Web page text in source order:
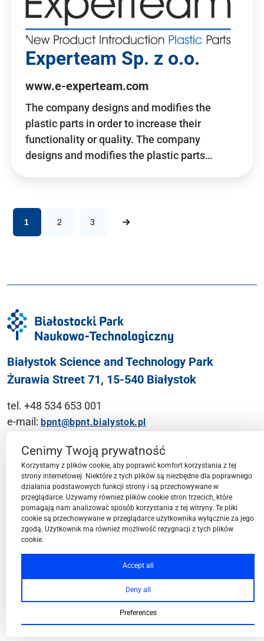
Experteam Sp. z o.o.
www.e-experteam.com
The company designs and modifies the
plastic parts in order to increase their
functionality or quality. The company
designs and modifies the plastic parts…
1 2 3
Białystok Science and Technology Park
Żurawia Street 71, 15-540 Białystok
tel. +48 534 653 001
e-mail: bpnt@bpnt.bialystok.pl
Contact
BPN-T Area
BPN-T Offer
Cenimy Twoją prywatność
Korzystamy z plików cookie, aby poprawić komfort korzystania z tej
strony internetowej. Niektóre z tych plików są niezbędne dla poprawnego
działania podstawowych funkcji strony i są przechowywane w
przeglądarce. Używamy również plików cookie stron trzecich, które
pomagają nam analizować sposób korzystania z tej witryny. Te pliki
cookie są przechowywane w przeglądarce użytkownika wyłącznie za jego
zgodą. Użytkownik ma również możliwość rezygnacji z tych plików
cookie.
Accept all
Deny all
Preferences